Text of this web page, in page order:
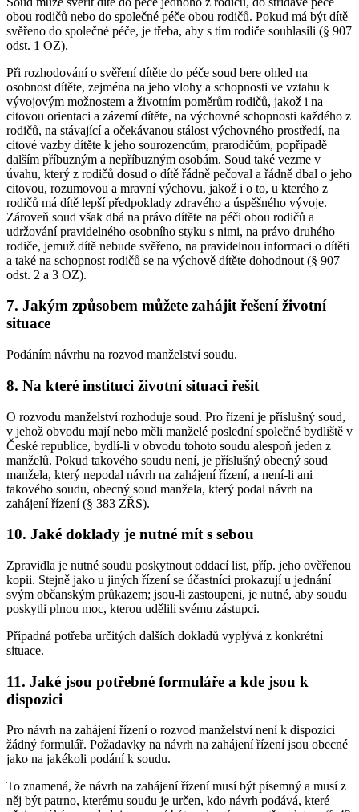
obou rodičů nebo do společné péče obou rodičů. Pokud má být dítě
svěřeno do společné péče, je třeba, aby s tím rodiče souhlasili (§ 907
odst. 1 OZ).
Při rozhodování o svěření dítěte do péče soud bere ohled na
osobnost dítěte, zejména na jeho vlohy a schopnosti ve vztahu k
vývojovým možnostem a životním poměrům rodičů, jakož i na
citovou orientaci a zázemí dítěte, na výchovné schopnosti každého z
rodičů, na stávající a očekávanou stálost výchovného prostředí, na
citové vazby dítěte k jeho sourozencům, prarodičům, popřípadě
dalším příbuzným a nepříbuzným osobám. Soud také vezme v
úvahu, který z rodičů dosud o dítě řádně pečoval a řádně dbal o jeho
citovou, rozumovou a mravní výchovu, jakož i o to, u kterého z
rodičů má dítě lepší předpoklady zdravého a úspěšného vývoje.
Zároveň soud však dbá na právo dítěte na péči obou rodičů a
udržování pravidelného osobního styku s nimi, na právo druhého
rodiče, jemuž dítě nebude svěřeno, na pravidelnou informaci o dítěti
a také na schopnost rodičů se na výchově dítěte dohodnout (§ 907
odst. 2 a 3 OZ).
7. Jakým způsobem můžete zahájit řešení životní
situace
Podáním návrhu na rozvod manželství soudu.
8. Na které instituci životní situaci řešit
O rozvodu manželství rozhoduje soud. Pro řízení je příslušný soud,
v jehož obvodu mají nebo měli manželé poslední společné bydliště v
České republice, bydlí-li v obvodu tohoto soudu alespoň jeden z
manželů. Pokud takového soudu není, je příslušný obecný soud
manžela, který nepodal návrh na zahájení řízení, a není-li ani
takového soudu, obecný soud manžela, který podal návrh na
zahájení řízení (§ 383 ZŘS).
10. Jaké doklady je nutné mít s sebou
Zpravidla je nutné soudu poskytnout oddací list, příp. jeho ověřenou
kopii. Stejně jako u jiných řízení se účastníci prokazují u jednání
svým občanským průkazem; jsou-li zastoupeni, je nutné, aby soudu
poskytli plnou moc, kterou udělili svému zástupci.
Případná potřeba určitých dalších dokladů vyplývá z konkrétní
situace.
11. Jaké jsou potřebné formuláře a kde jsou k
dispozici
Pro návrh na zahájení řízení o rozvod manželství není k dispozici
žádný formulář. Požadavky na návrh na zahájení řízení jsou obecné
jako na jakékoli podání k soudu.
To znamená, že návrh na zahájení řízení musí být písemný a musí z
něj být patrno, kterému soudu je určen, kdo návrh podává, které